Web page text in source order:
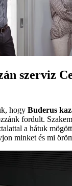
szerviz
hogy Buderus
fordult.
a hátuk
minket és mi